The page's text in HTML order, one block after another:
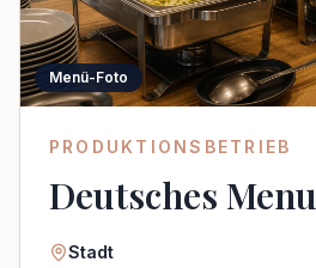
Menü-Foto
PRODUKTIONSBETRIEB
Deutsches Menu
Stadt